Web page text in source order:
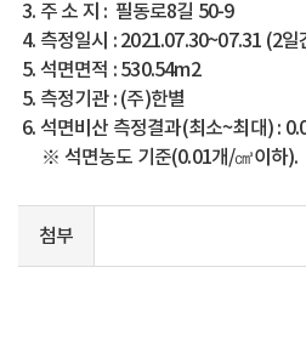
3. 주 소 지 : 필동로8길 50-9
4. 측정일시 : 2021.07.30~07.31 (2일
5. 석면면적 : 530.54m2
5. 측정기관 : (주)한별
6. 석면비산 측정결과(최소~최대) :
※ 석면농도 기준(0.01개/㎤이하).
첨부